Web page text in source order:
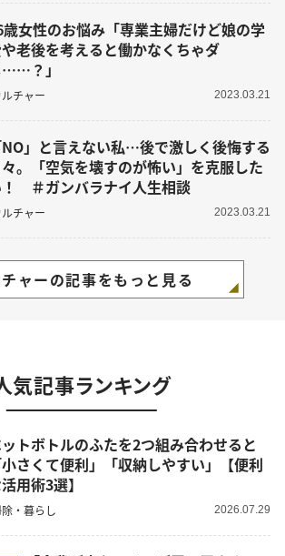
女性のお悩み「専業主婦だけど娘の学
老後を考えると働かなくちゃダ
……？」
チャー 2023.03.21
NO」と言えない私…後で激しく後悔する
。「空気を壊すのが怖い」を克服した
＃ガンバラナイ人生相談
チャー 2023.03.21
ャーの記事をもっと見る
気記事ランキング
トボトルのふたを2つ組み合わせると
小さくて便利」「収納しやすい」【便利
用術3選】
・暮らし 2026.07.29